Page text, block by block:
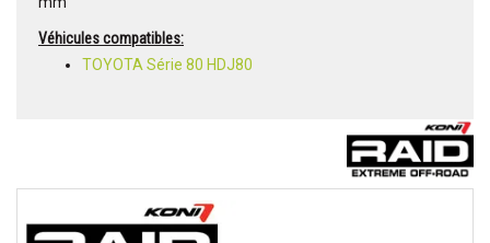
Véhicules compatibles:
TOYOTA Série 80 HDJ80